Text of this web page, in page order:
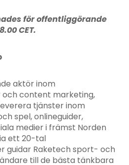
för offentliggörande
CET.
aktör inom
content marketing,
tjänster inom
spel, onlineguider,
medier i främst Norden
ett 20-tal
guidar Raketech sport- och
till de bästa tänkbara